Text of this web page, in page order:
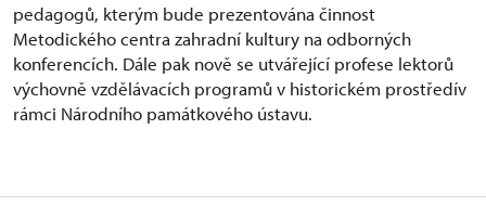
pedagogů, kterým bude prezentována činnost
Metodického centra zahradní kultury na odborných
konferencích. Dále pak nově se utvářející profese lektorů
výchovně vzdělávacích programů v historickém prostředív
rámci Národního památkového ústavu.